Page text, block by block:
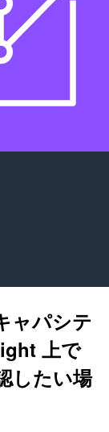
ャパシテ
上で
したい場